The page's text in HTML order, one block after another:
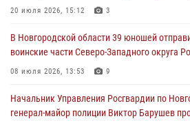
разрешительной работы Росгвардии
30 июля 2026, 14:36 1
Новгородские росгвардейцы рассказали о
30 июля 2026, 08:40 5
20 июля 2026, 15:12 3
В Новгородской области 39 юношей
воинские части Северо-Западного округа
08 июля 2026, 13:53 9
Начальник Управления Росгвардии по
генерал-майор полиции Виктор Барушев